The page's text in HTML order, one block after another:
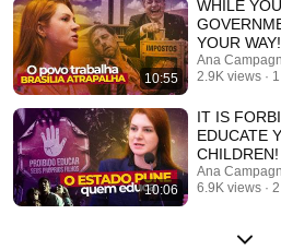
10:55
WHILE
YOUR WAY!
Ana
2.9K views
10:06
IT IS
EDUCATE
CHILDREN!
Ana
6.9K views